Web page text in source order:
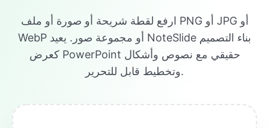
ارفع لقطة شريحة أو صورة أو ملف PNG أو JPG أو
WebP أو مجموعة صور. يعيد NoteSlide بناء التصميم
كعرض PowerPoint حقيقي مع نصوص وأشكال
وتخطيط قابل للتحرير.